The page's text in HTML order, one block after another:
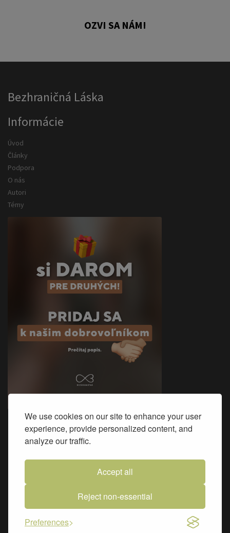
We use cookies on our site to enhance your user
experience, provide personalized content, and
analyze our traffic.
Accept all
Reject non-essential
Preferences
OZVI SA NÁM!
Bezhraničná Láska
Informácie
Úvod
Články
Podpora
O nás
Autori
Témy
Sme na Facebooku